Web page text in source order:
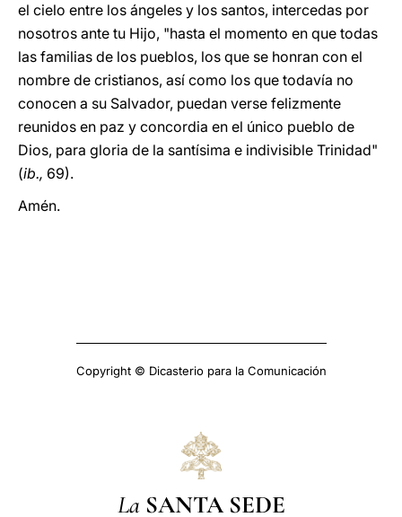
el cielo entre los ángeles y los santos, intercedas por
nosotros ante tu Hijo, "hasta el momento en que todas
las familias de los pueblos, los que se honran con el
nombre de cristianos, así como los que todavía no
conocen a su Salvador, puedan verse felizmente
reunidos en paz y concordia en el único pueblo de
Dios, para gloria de la santísima e indivisible Trinidad"
(ib., 69).
Amén.
Copyright © Dicasterio para la Comunicación
La SANTA SEDE